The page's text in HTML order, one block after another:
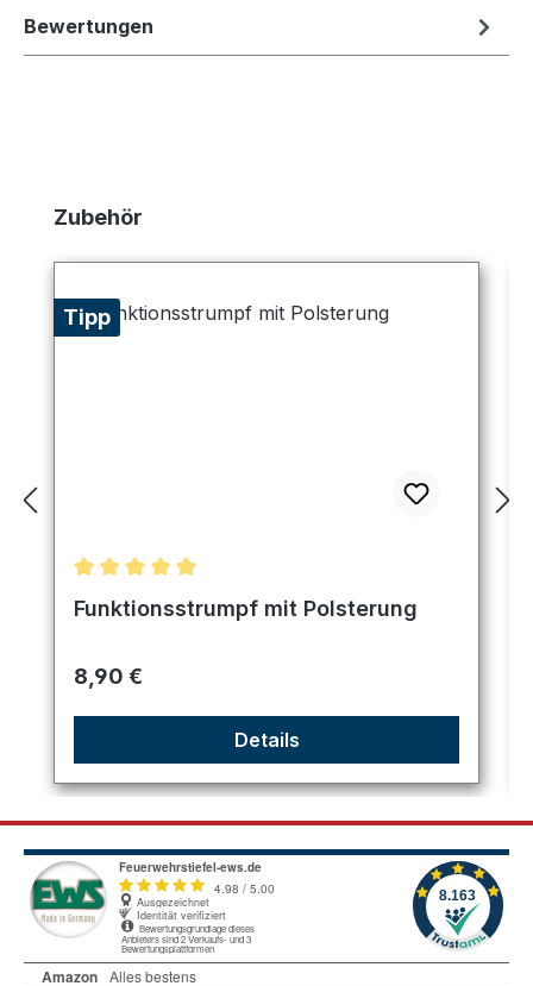
Bewertungen
Produktgalerie überspringen
Zubehör
Tipp
Durchschnittliche Bewertung von 5 von 5 Sternen
Funktionsstrumpf mit Polsterung
Regulärer Preis:
8,90 €
Details